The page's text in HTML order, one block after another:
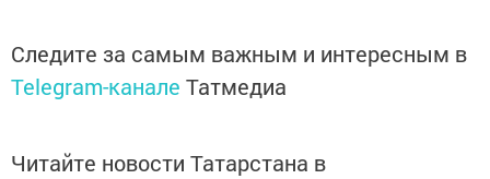
Следите за самым важным и интересным в
Telegram-канале Татмедиа
Читайте новости Татарстана в